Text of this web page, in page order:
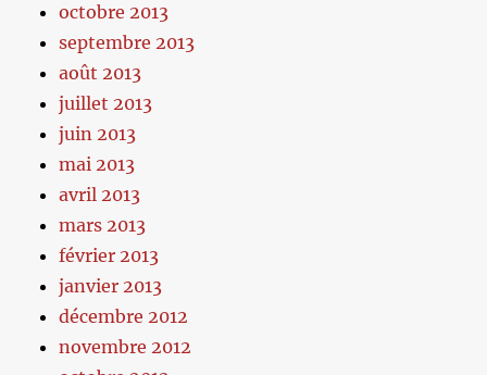
octobre 2013
septembre 2013
août 2013
juillet 2013
juin 2013
mai 2013
avril 2013
mars 2013
février 2013
janvier 2013
décembre 2012
novembre 2012